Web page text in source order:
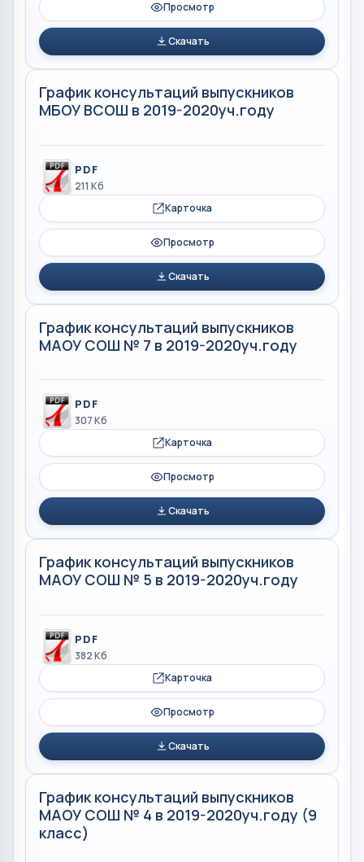
Просмотр
Скачать
График консультаций выпускников
МБОУ ВСОШ в 2019-2020уч.году
PDF
211 Кб
Карточка
Просмотр
Скачать
График консультаций выпускников
МАОУ СОШ № 7 в 2019-2020уч.году
PDF
307 Кб
Карточка
Просмотр
Скачать
График консультаций выпускников
МАОУ СОШ № 5 в 2019-2020уч.году
PDF
382 Кб
Карточка
Просмотр
Скачать
График консультаций выпускников
МАОУ СОШ № 4 в 2019-2020уч.году (9
класс)